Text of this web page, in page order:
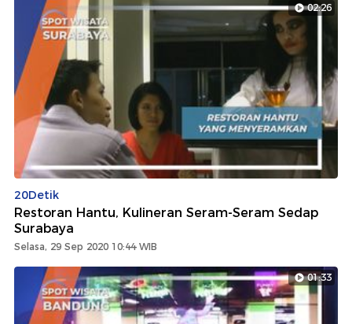
02:26
20Detik
Restoran Hantu, Kulineran Seram-Seram Sedap
Surabaya
Selasa, 29 Sep 2020 10:44 WIB
01:33